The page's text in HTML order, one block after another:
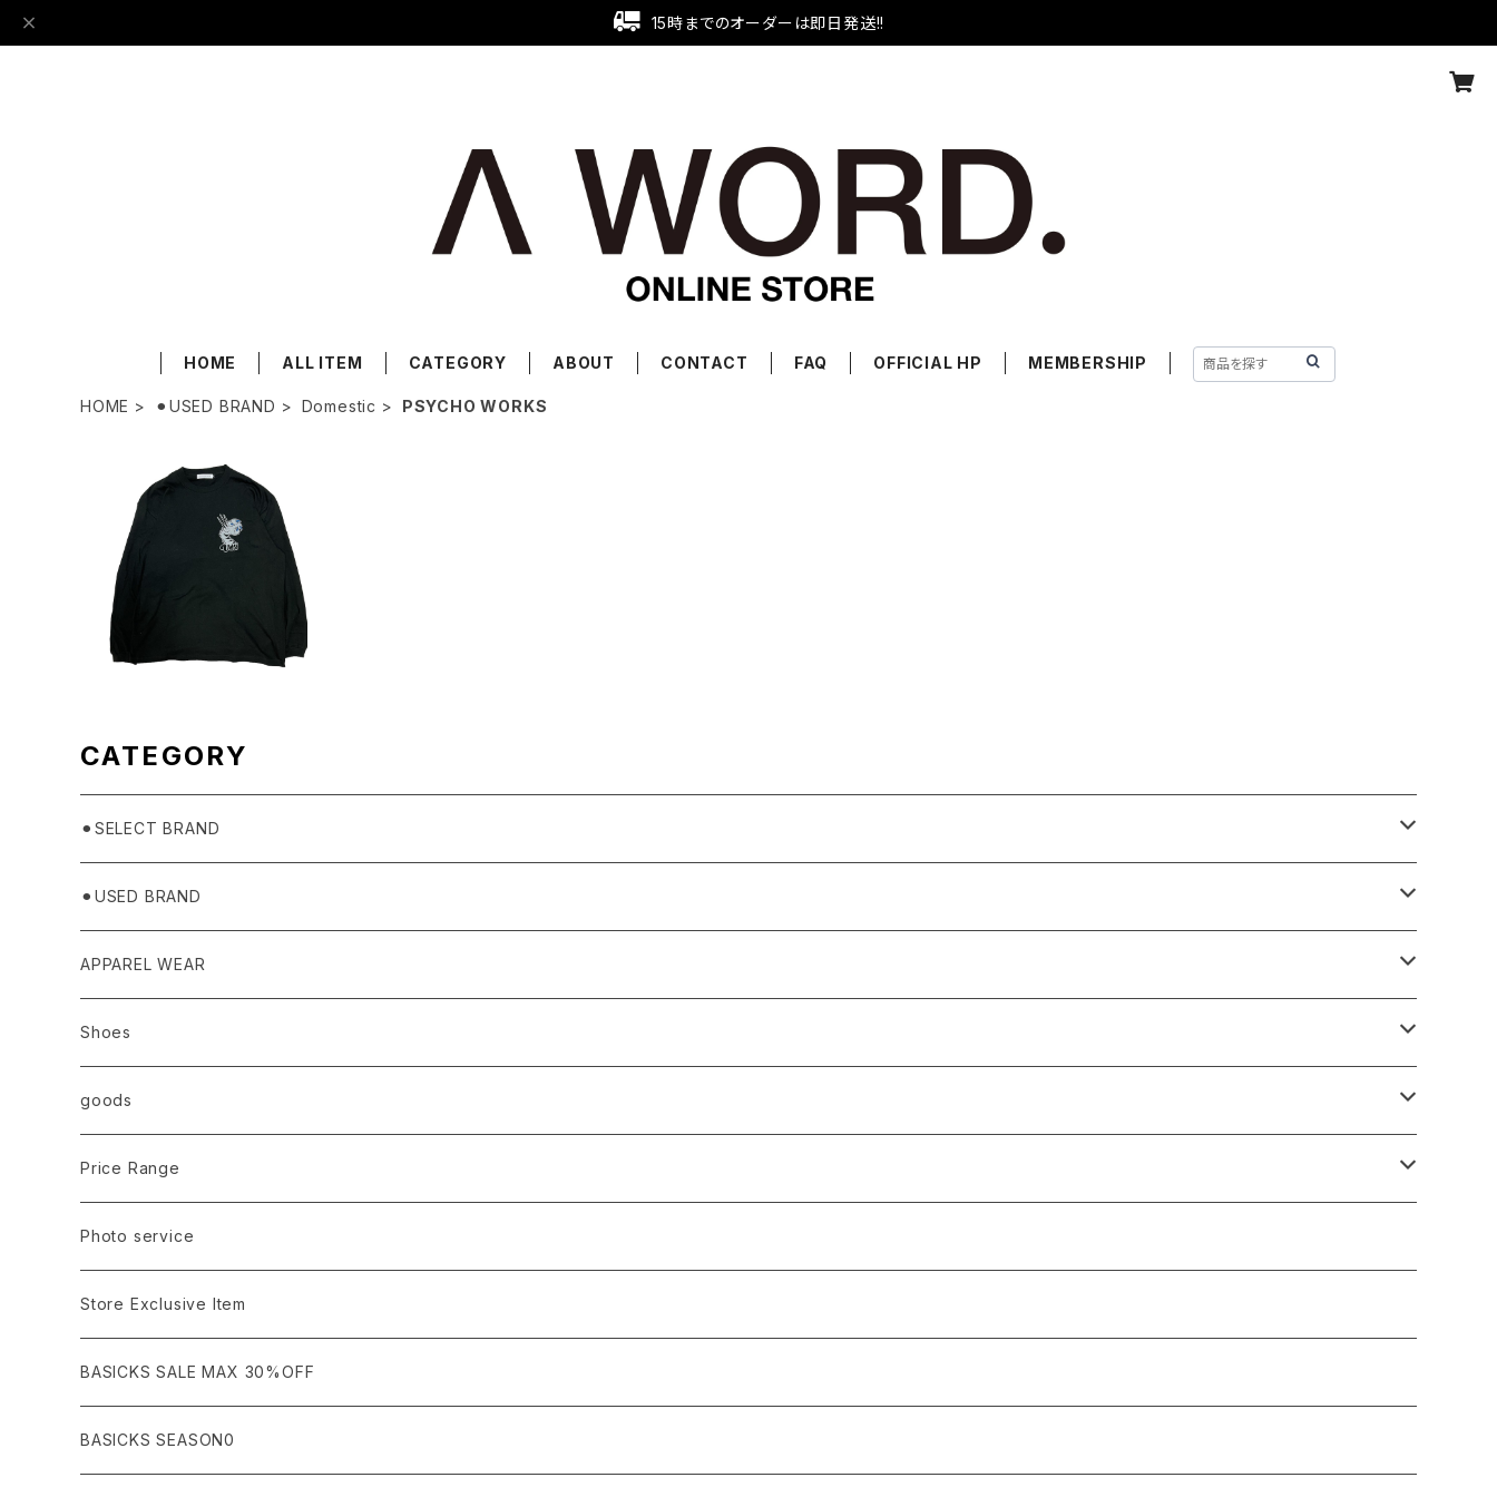
15時までのオーダーは即日発送!!
HOME ALL ITEM CATEGORY ABOUT CONTACT FAQ OFFICIAL HP MEMBERSHIP
HOME ⚫︎USED BRAND Domestic PSYCHO WORKS
PSYCHO WORKS VHS プ
SOLD OUT
CATEGORY
⚫︎SELECT BRAND
BASICKS
HUMMEL 00
⚫︎USED BRAND
Domestic
Ancellm
AURALEE
ANCHOR
asics
Import
ANN DEMEULEMEESTER
ARMANI / EXCHANGE / JEANS
agnes b
APPAREL WEAR
TOPS
T-SHIRTS (Tシャツ）
LSV (長袖Tシャツ）
VEST(ベスト）
OUTER
BLOUSON (ブルゾン）
JACKET (ジャケット)
BOTTOMS
DENIM (デニム)
CARGO (カーゴ)
Shoes
Sneaker
Leather shoes
Sandals
Boots
goods
Eye wear
Cap/Hat
Bag / Wallet
Watch
Interior
Price Range
¥1,000〜¥5,000
¥5,000〜¥10,000
¥10,000〜¥30,000
¥30,000〜¥50,000
Photo service
Store Exclusive Item
BASICKS SALE MAX 30%OFF
BASICKS SEASON0